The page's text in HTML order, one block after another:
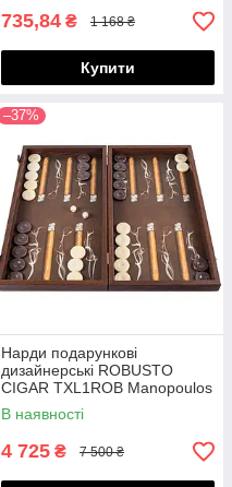
735,84 ₴ 1 168 ₴
Купити
–37%
Нарди подарункові
дизайнерські ROBUSTO
CIGAR TXL1ROB Manopoulos
В наявності
4 725 ₴ 7 500 ₴